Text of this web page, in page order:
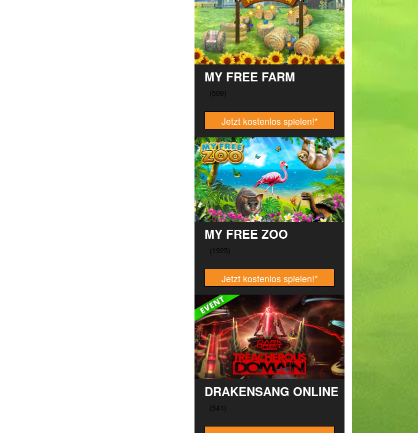
MY FREE FARM
Jetzt kostenlos spielen!*
MY FREE ZOO
Jetzt kostenlos spielen!*
DRAKENSANG ONLINE